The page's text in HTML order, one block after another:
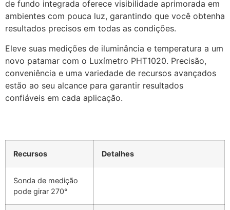
de fundo integrada oferece visibilidade aprimorada em
ambientes com pouca luz, garantindo que você obtenha
resultados precisos em todas as condições.
Eleve suas medições de iluminância e temperatura a um
novo patamar com o Luxímetro PHT1020. Precisão,
conveniência e uma variedade de recursos avançados
estão ao seu alcance para garantir resultados
confiáveis em cada aplicação.
Recursos Detalhes
Sonda de medição
pode girar 270°